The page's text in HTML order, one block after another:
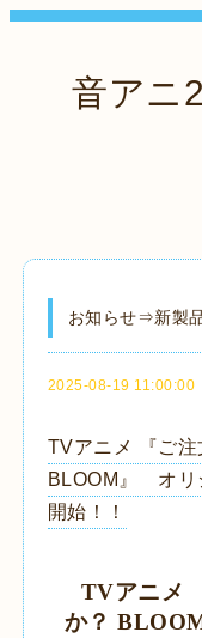
音アニ
お知らせ⇒新製
2025-08-19 11:00:00
TVアニメ 『ご注
BLOOM』 オリ
開始！！
TVアニメ
か？